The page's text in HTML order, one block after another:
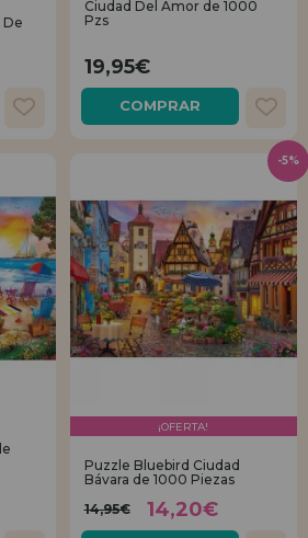
DISTRIBUIDOR
De
Ciudad Del Amor de 1000
Pzs
19,95€
COMPRAR
¡OFERTA!
Puzzle Bluebird Ciudad
Bávara de 1000 Piezas
14,95€
14,20€
-5%